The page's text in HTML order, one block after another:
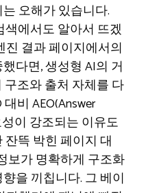
오해가 있습니다.
색에서도 알아서 뜨겠
진 결과 페이지에서의
다면, 생성형 AI의 거
조와 출처 자체를 다
비 AEO(Answer
성이 강조되는 이유도
뜩 박힌 페이지 대
보가 명확하게 구조화
을 끼칩니다. 그 베이